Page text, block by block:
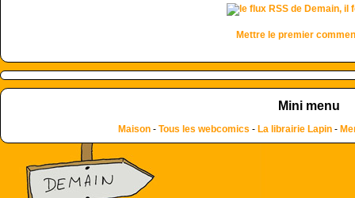
Mettre le premier
Mini menu
Maison- Tous les webcomics - La librairie Lapin-